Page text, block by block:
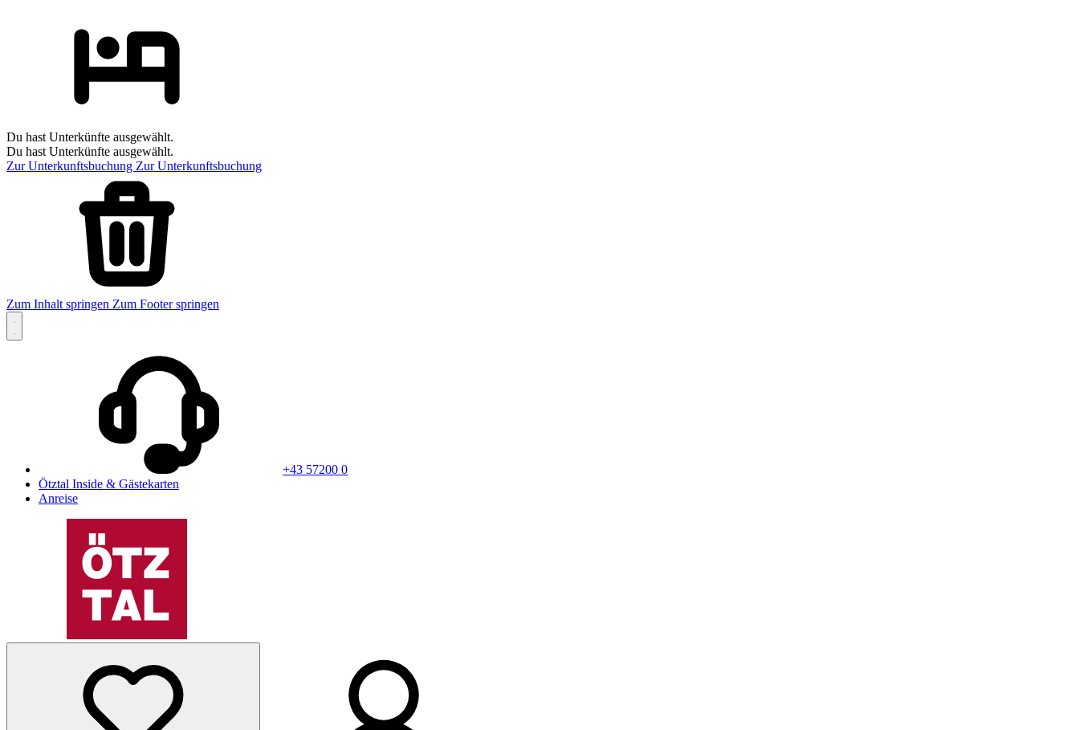
Du hast Unterkünfte ausgewählt.
Du hast Unterkünfte ausgewählt.
Zur Unterkunftsbuchung Zur Unterkunftsbuchung
Zum Inhalt springen Zum Footer springen
+43 57200 0
Ötztal Inside & Gästekarten
Anreise